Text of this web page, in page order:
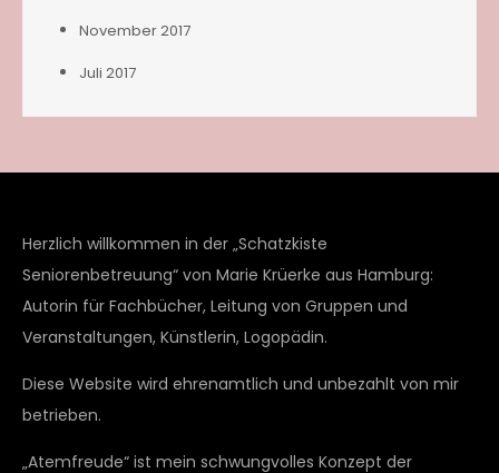
November 2017
Juli 2017
Herzlich willkommen in der „Schatzkiste
Seniorenbetreuung“ von Marie Krüerke aus Hamburg:
Autorin für Fachbücher, Leitung von Gruppen und
Veranstaltungen, Künstlerin, Logopädin.
Diese Website wird ehrenamtlich und unbezahlt von mir
betrieben.
„Atemfreude“ ist mein schwungvolles Konzept der